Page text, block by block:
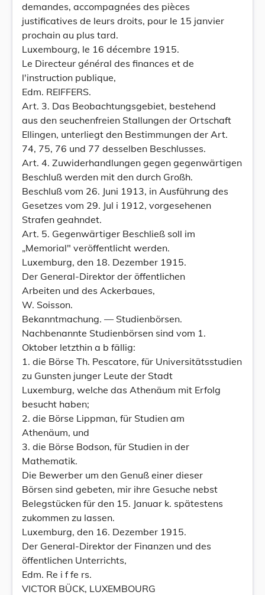
demandes, accompagnées des pièces
justificatives de leurs droits, pour le 15 janvier
prochain au plus tard.
Luxembourg, le 16 décembre 1915.
Le Directeur général des finances et de
l'instruction publique,
Edm. REIFFERS.
Art. 3. Das Beobachtungsgebiet, bestehend
aus den seuchenfreien Stallungen der Ortschaft
Ellingen, unterliegt den Bestimmungen der Art.
74, 75, 76 und 77 desselben Beschlusses.
Art. 4. Zuwiderhandlungen gegen gegenwärtigen
Beschluß werden mit den durch Großh.
Beschluß vom 26. Juni 1913, in Ausführung des
Gesetzes vom 29. Jul i 1912, vorgesehenen
Strafen geahndet.
Art. 5. Gegenwärtiger Beschließ soll im
„Memorial" veröffentlicht werden.
Luxemburg, den 18. Dezember 1915.
Der General-Direktor der öffentlichen
Arbeiten und des Ackerbaues,
W. Soisson.
Bekanntmachung. — Studienbörsen.
Nachbenannte Studienbörsen sind vom 1.
Oktober letzthin a b fällig:
1. die Börse Th. Pescatore, für Universitätsstudien
zu Gunsten junger Leute der Stadt
Luxemburg, welche das Athenäum mit Erfolg
besucht haben;
2. die Börse Lippman, für Studien am
Athenäum, und
3. die Börse Bodson, für Studien in der
Mathematik.
Die Bewerber um den Genuß einer dieser
Börsen sind gebeten, mir ihre Gesuche nebst
Belegstücken für den 15. Januar k. spätestens
zukommen zu lassen.
Luxemburg, den 16. Dezember 1915.
Der General-Direktor der Finanzen und des
öffentlichen Unterrichts,
Edm. Re i f fe rs.
VICTOR BÜCK, LUXEMBOURG